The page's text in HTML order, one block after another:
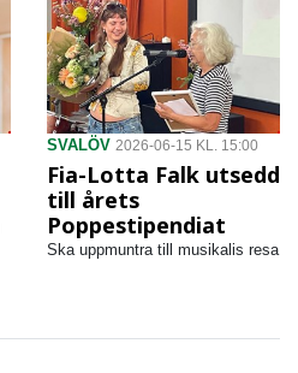
SVALÖV 2026-06-15 KL. 15:00
Fia-Lotta Falk utsedd
till årets
Poppestipendiat
Ska uppmuntra till musikalis resa